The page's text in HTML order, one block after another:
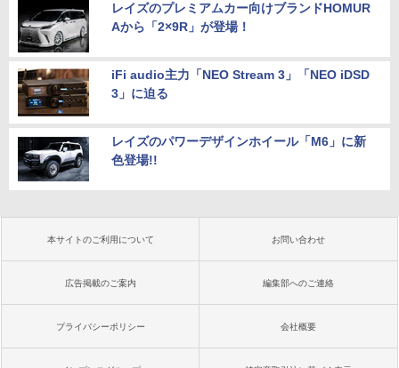
レイズのプレミアムカー向けブランドHOMUR
Aから「2×9R」が登場！
iFi audio主力「NEO Stream 3」「NEO iDSD
3」に迫る
レイズのパワーデザインホイール「M6」に新
色登場!!
本サイトのご利用について お問い合わせ
広告掲載のご案内 編集部へのご連絡
プライバシーポリシー 会社概要